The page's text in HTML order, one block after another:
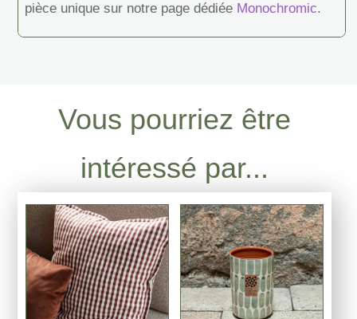
pièce unique sur notre page dédiée Monochromic.
Vous pourriez être
intéressé par...